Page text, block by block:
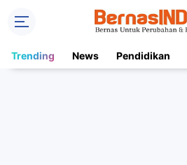
Trending News Pendidikan